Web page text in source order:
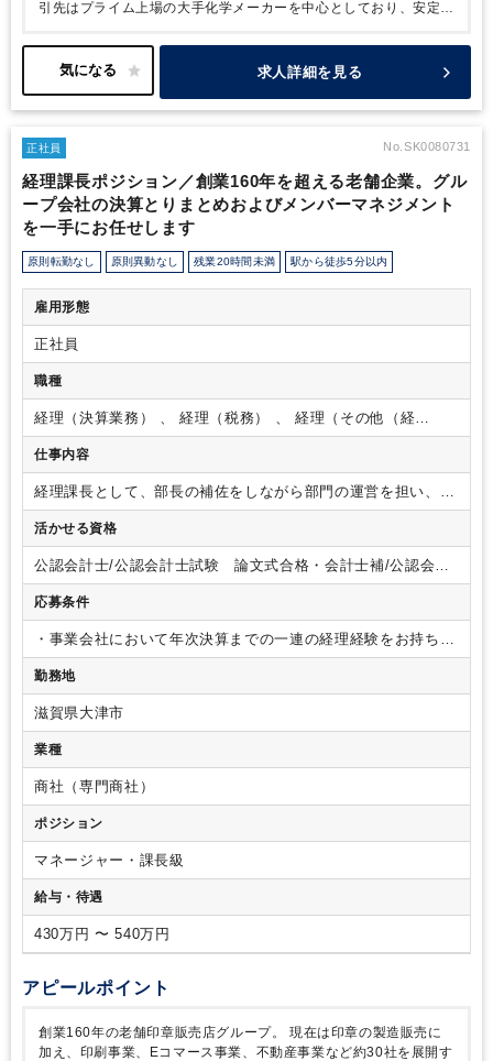
引先はプライム上場の大手化学メーカーを中心としており、安定し
で管理部長が兼務していた課長ポジションに選任として入っていた
だき、通常の業務に加え、管理会計の強化、特に原価計算や部門別
では企業からの受注も順調で売り上げも2年で1.5倍になるなど急
ルに貢献いただきたいとのことです。
また、野洲は全国でも住み
を満喫できる環境も魅力と移住者も多いところでもあります。
仕
事もプライベートも充実させたいという方にお勧めしたい求人で
す。
求人詳細を見る
正社員 No.SK0080731
経理課長ポジション／創業160年を超える老舗企業。グル
ープ会社の決算とりまとめおよびメンバーマネジメント
を一手にお任せします
原則転勤なし 原則異動なし 残業20時間未満 駅から徒歩5分以内
雇用形態
正社員
職種
経理（決算業務） 、 経理（税務） 、 経理（その他（経
理））
仕事内容
経理課長として、部長の補佐をしながら部門の運営を担い、チ
ームの成果に対して責任を持つ役割です。具体的には、・部
門スタッフの業務進捗管理および指導
報告資料の作成・チェック ・月次／年次決算業務の取りまと
め ・税務申告書作成業務の実施および調整
・日々の入出金管
理および振込データ作成の最終確認
の他経理業務（仕分けの入力） など課長候補としてご入社
いただいた後、すぐマネジメントをするのではなく、まずはプ
レイングマネージャーとして就業いただきます。仕分けの入
力作業から始めていただき、月次・年次業務など経理担当をお
理部門全体の円滑な運営をサポートをお願いいたします。
活かせる資格
公認会計士/公認会計士試験 論文式合格・会計士補/公認会計
士試験 短答式合格/税理士/税理士 シングルマスター/税理
士 ダブルマスター/税理士試験 １科目合格/税理士試験 ２
科目合格/税理士試験 ３科目合格/税理士試験 ４科目合格/日
商簿記 １級/日商簿記 ２級
応募条件
・事業会社において年次決算までの一連の経理経験をお持ちで
あること・プロジェクトマネジメント以上のマネジメント経
験をお持ちであること
・DX推進やシステムリプレイス経験をお持ちの方
勤務地
滋賀県大津市
業種
商社（専門商社）
ポジション
マネージャー・課長級
給与・待遇
430万円 〜 540万円
アピールポイント
創業160年の老舗印章販売店グループ。
現在は印章の製造販売に
加え、印刷事業、Eコマース事業、不動産事業など約30社を展開す